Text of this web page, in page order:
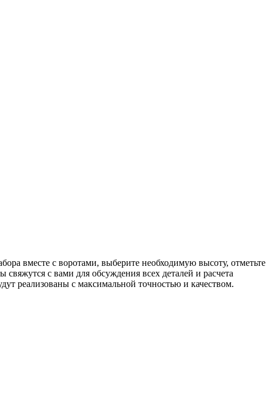
вместе с воротами, выберите необходимую высоту, отметьте
с вами для обсуждения всех деталей и расчета
реализованы с максимальной точностью и качеством.